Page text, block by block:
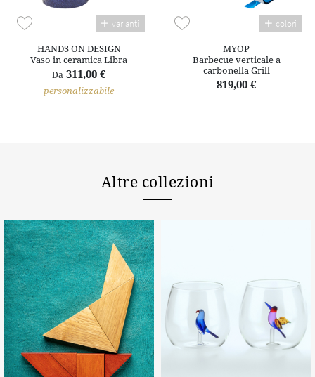
varianti
HANDS ON DESIGN
Vaso in ceramica Libra
Da 311,00 €
personalizzabile
colori
MYOP
Barbecue verticale a
carbonella Grill
819,00 €
Altre collezioni